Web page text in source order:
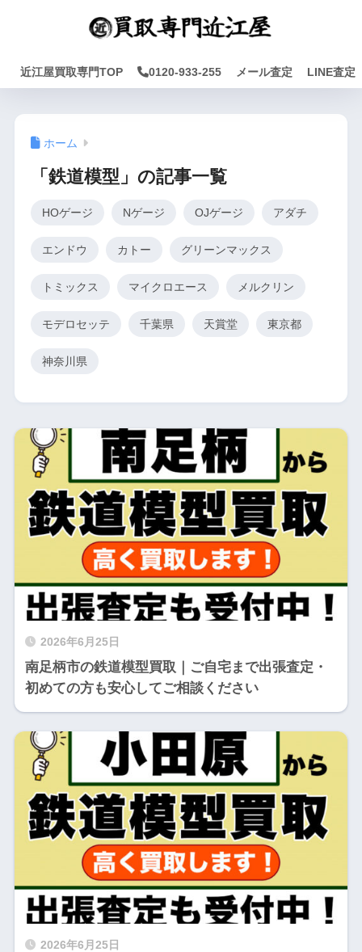
近江屋買取専門TOP 0120-933-255 メール査定 LINE査定
ホーム
「鉄道模型」の記事一覧
HOゲージ Nゲージ OJゲージ アダチ
エンドウ カトー グリーンマックス
トミックス マイクロエース メルクリン
モデロセッテ 千葉県 天賞堂 東京都
神奈川県
2026年6月25日
南足柄市の鉄道模型買取｜ご自宅まで出張査定・
初めての方も安心してご相談ください
2026年6月25日